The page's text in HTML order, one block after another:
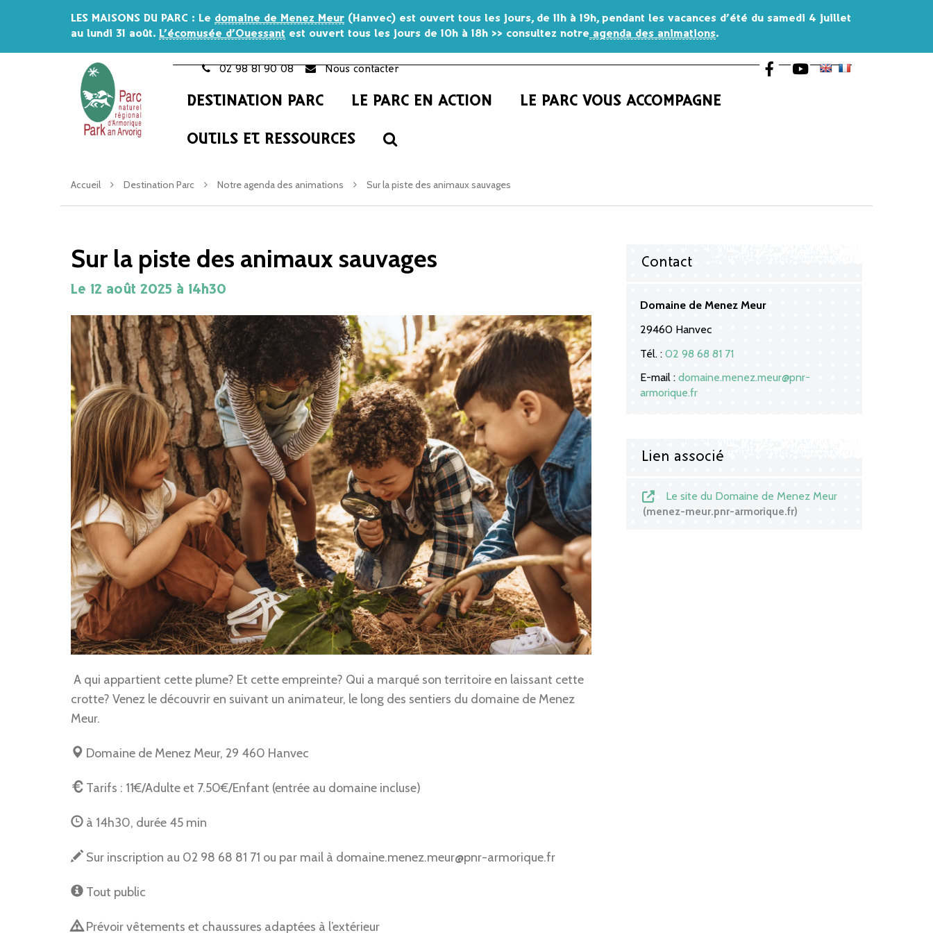
LES MAISONS DU PARC : Le domaine de Menez Meur (Hanvec) est ouvert tous les jours, de 11h à 19h, pendant les vacances d’été du samedi 4 juillet
au lundi 31 août. L’écomusée d’Ouessant est ouvert tous les jours de 10h à 18h >> consultez notre agenda des animations.
02 98 81 90 08 Nous contacter
Lien vers le compte Facebook
Lien vers la chaîne
DESTINATION PARC LE PARC EN ACTION LE PARC VOUS ACCOMPAGNE
OUTILS ET RESSOURCES
Accueil Destination Parc Notre agenda des animations Sur la piste des animaux sauvages
Sur la piste des animaux sauvages
Le 12 août 2025 à 14h30
A qui appartient cette plume? Et cette empreinte? Qui a marqué son territoire en laissant cette
crotte? Venez le découvrir en suivant un animateur, le long des sentiers du domaine de Menez
Meur.
Domaine de Menez Meur, 29 460 Hanvec
Tarifs : 11€/Adulte et 7.50€/Enfant (entrée au domaine incluse)
à 14h30, durée 45 min
Sur inscription au 02 98 68 81 71 ou par mail à domaine.menez.meur@pnr-armorique.fr
Tout public
Prévoir vêtements et chaussures adaptées à l’extérieur
Contact
Domaine de Menez Meur
29460 Hanvec
Tél. : 02 98 68 81 71
E-mail : domaine.menez.meur@pnr-
armorique.fr
Lien associé
Le site du Domaine de Menez Meur
menez-meur.pnr-armorique.fr